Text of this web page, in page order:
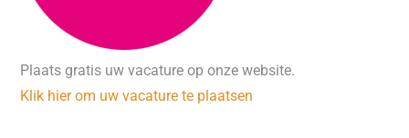
Plaats gratis uw vacature op onze website.
Klik hier om uw vacature te plaatsen